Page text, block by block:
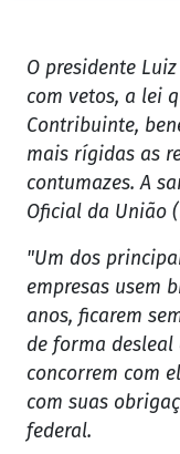
O presidente
com vetos, a lei
Contribuinte,
mais rígidas as
contumazes. A
Oficial da União
"Um dos
empresas usem
anos, ficarem
de forma
concorrem com
com suas
federal.